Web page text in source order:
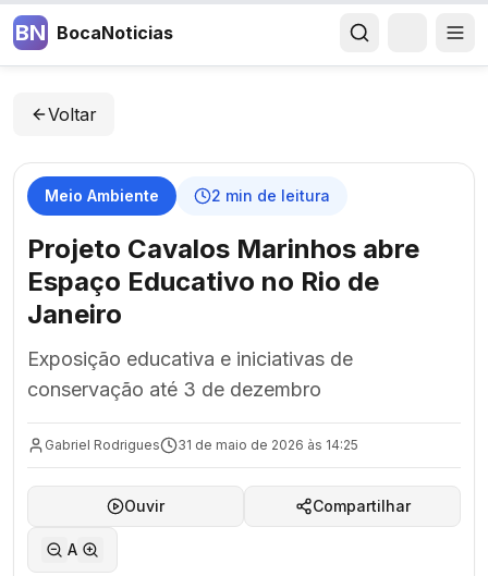
BN BocaNoticias
Voltar
Meio Ambiente 2 min de leitura
Projeto Cavalos Marinhos abre
Espaço Educativo no Rio de
Janeiro
Exposição educativa e iniciativas de
conservação até 3 de dezembro
Gabriel Rodrigues 31 de maio de 2026 às 14:25
Ouvir Compartilhar
A